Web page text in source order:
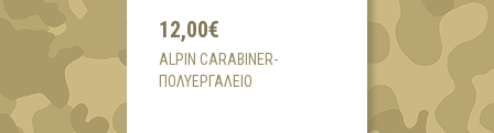
12,00€
ALPIN CARABINER-
ΠΟΛΥΕΡΓΑΛΕΙΟ